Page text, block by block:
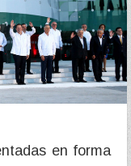
en forma